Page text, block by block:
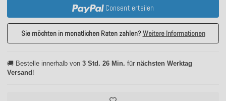
Consent erteilen
Sie möchten in monatlichen Raten zahlen?Weitere Informationen
🚚 Bestelle innerhalb von 3 Std. 26 Min. für nächsten Werktag
Versand !